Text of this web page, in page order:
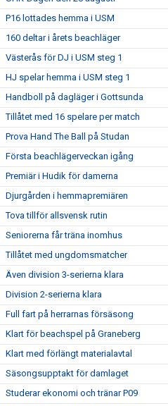
P16 lottades hemma i USM
160 deltar i årets beachläger
Västerås för DJ i USM steg 1
HJ spelar hemma i USM steg 1
Handboll på dagläger i Gottsunda
Tillåtet med 16 spelare per match
Prova Hand The Ball på Studan
Första beachlägerveckan igång
Premiär i Hudik för damerna
Djurgården i hemmapremiären
Tova tillför allsvensk rutin
Seniorerna får träna inomhus
Tillåtet med ungdomsmatcher
Även division 3-serierna klara
Division 2-serierna klara
Full fart på herrarnas försäsong
Klart för beachspel på Graneberg
Klart med förlängt materialavtal
Säsongsupptakt för damlaget
Studerar ekonomi och tränar P09